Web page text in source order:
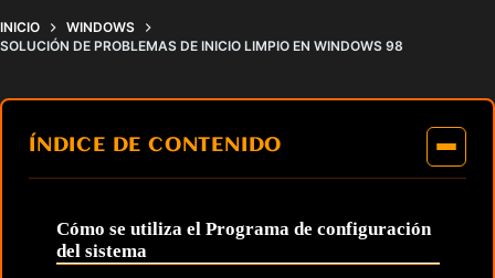
INICIO
WINDOWS
SOLUCIÓN DE PROBLEMAS DE INICIO LIMPIO EN WINDOWS 98
ÍNDICE DE CONTENIDO
Cómo se utiliza el Programa de configuración
del sistema